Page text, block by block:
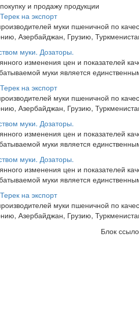
и продажу продукции
на экспорт
муки пшеничной по
Азербайджан, Грузию,
муки. Дозаторы.
изменения цен и показателей
муки является
на экспорт
муки пшеничной по
Азербайджан, Грузию,
муки. Дозаторы.
изменения цен и показателей
муки является
муки. Дозаторы.
изменения цен и показателей
муки является
на экспорт
муки пшеничной по
Азербайджан, Грузию,
Блок